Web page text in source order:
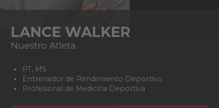
LANCE WALKER
Nuestro Atleta
PT, MS
Entrenador de Rendimiento Deportivo
Profesional de Medicina Deportiva